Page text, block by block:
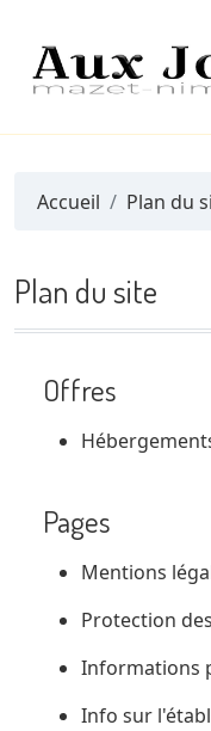
Accueil Plan du
Plan du site
Offres
Pages
Mentions
Protection
Informations
Info sur